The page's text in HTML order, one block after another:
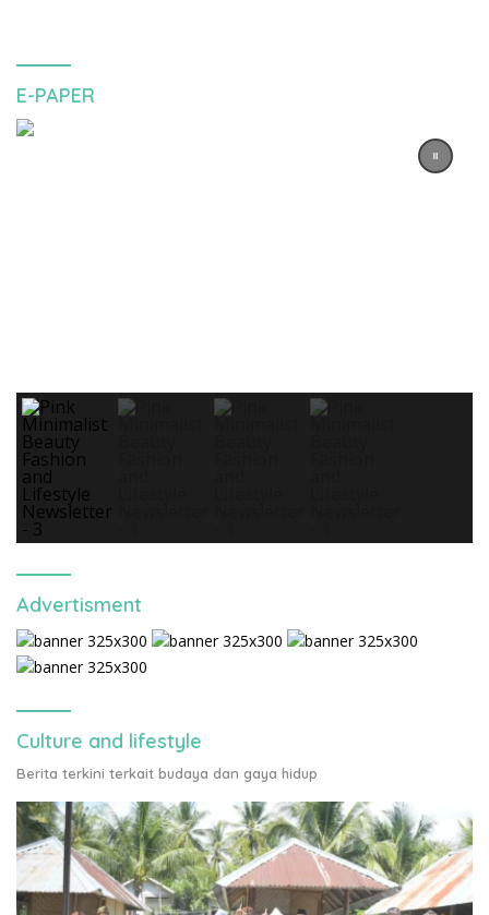
E-PAPER
Advertisment
Culture and lifestyle
Berita terkini terkait budaya dan gaya hidup